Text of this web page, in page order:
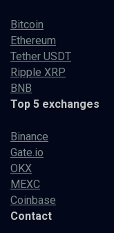
Bitcoin
Ethereum
Tether USDT
Ripple XRP
BNB
Top 5 exchanges
Binance
Gate.io
OKX
MEXC
Coinbase
Contact